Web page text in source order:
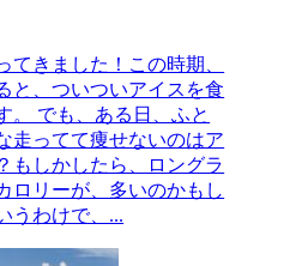
てきました！この時期、
と、ついついアイスを食
。 でも、ある日、ふと
走ってて痩せないのはア
もしかしたら、ロングラ
ロリーが、多いのかもし
うわけで、...